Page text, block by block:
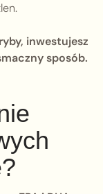
inwestujesz
sposób.